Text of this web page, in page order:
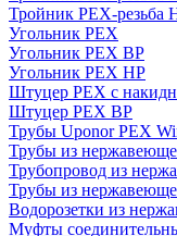
Тройник PEX-резьба
Угольник PEX
Угольник PEX ВР
Угольник PEX НР
Штуцер PEX c
Штуцер PEX ВР
Трубы Uponor PEX
Трубы из
Трубопровод из
Трубы из
Водорозетки из
Муфты